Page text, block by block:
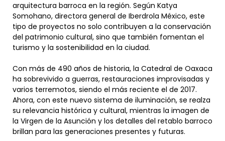
arquitectura barroca en la región. Según Katya
Somohano, directora general de Iberdrola México, este
tipo de proyectos no solo contribuyen a la conservación
del patrimonio cultural, sino que también fomentan el
turismo y la sostenibilidad en la ciudad.
Con más de 490 años de historia, la Catedral de Oaxaca
ha sobrevivido a guerras, restauraciones improvisadas y
varios terremotos, siendo el más reciente el de 2017.
Ahora, con este nuevo sistema de iluminación, se realza
su relevancia histórica y cultural, mientras la imagen de
la Virgen de la Asunción y los detalles del retablo barroco
brillan para las generaciones presentes y futuras.